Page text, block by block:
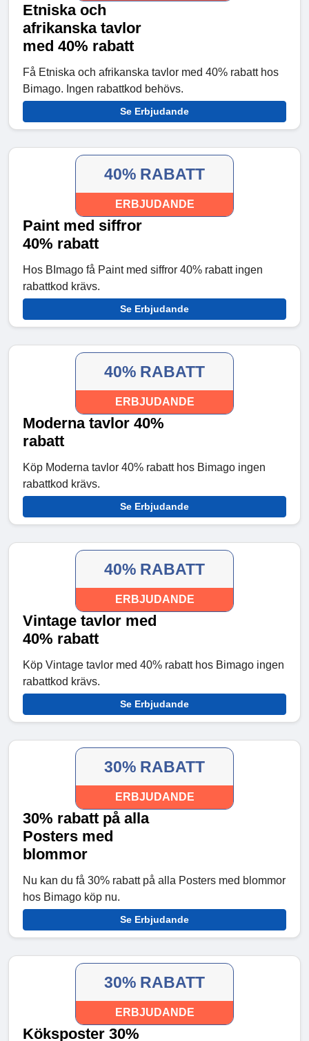
Etniska och
afrikanska tavlor
med 40% rabatt
Få Etniska och afrikanska tavlor med 40% rabatt hos
Bimago. Ingen rabattkod behövs.
Se Erbjudande
40% RABATT
ERBJUDANDE
Paint med siffror
40% rabatt
Hos BImago få Paint med siffror 40% rabatt ingen
rabattkod krävs.
Se Erbjudande
40% RABATT
ERBJUDANDE
Moderna tavlor 40%
rabatt
Köp Moderna tavlor 40% rabatt hos Bimago ingen
rabattkod krävs.
Se Erbjudande
40% RABATT
ERBJUDANDE
Vintage tavlor med
40% rabatt
Köp Vintage tavlor med 40% rabatt hos Bimago ingen
rabattkod krävs.
Se Erbjudande
30% RABATT
ERBJUDANDE
30% rabatt på alla
Posters med
blommor
Nu kan du få 30% rabatt på alla Posters med blommor
hos Bimago köp nu.
Se Erbjudande
30% RABATT
ERBJUDANDE
Köksposter 30%